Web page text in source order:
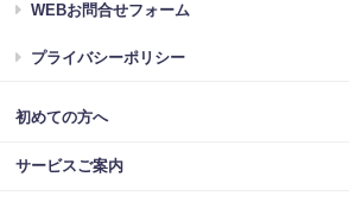
WEBお問合せフォーム
プライバシーポリシー
初めての方へ
サービスご案内